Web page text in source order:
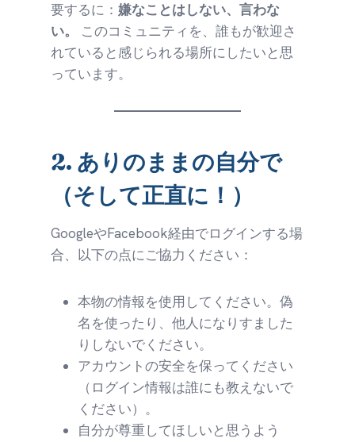
要するに： 嫌なことはしない、言わな
い。
このコミュニティを、誰もが歓迎さ
れていると感じられる場所にしたいと思
っています。
2. ありのままの自分で
（そして正直に！）
GoogleやFacebook経由でログインする場
合、以下の点にご協力ください：
本物の情報を使用してください。偽
名を使ったり、他人になりすました
りしないでください。
アカウントの安全を保ってください
（ログイン情報は誰にも教えないで
ください）。
自分が尊重してほしいと思うよう